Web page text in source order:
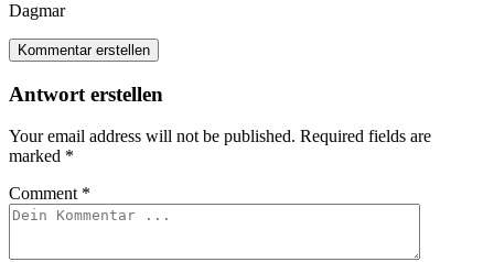
Dagmar
Kommentar erstellen
Antwort erstellen
Your email address will not be published. Required fields are
marked *
Comment *